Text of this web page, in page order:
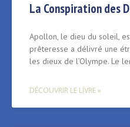
La Conspiration des
Apollon, le dieu du soleil,
prêteresse a délivré une
les dieux de l’Olympe. Le
DÉCOUVRIR LE LIVRE »